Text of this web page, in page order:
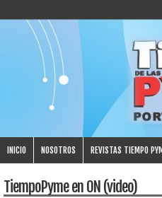
INICIO NOSOTROS REVISTAS TIEMPO
TiempoPyme en ON (video)